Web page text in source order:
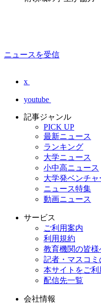
ニュースを受信
x
youtube
記事ジャンル
PICK UP
最新ニュース
ランキング
大学ニュース
小中高ニュース
大学発ベンチャ
ニュース特集
動画ニュース
サービス
ご利用案内
利用規約
教育機関の皆様
記者・マスコミ
本サイトをご
配信先一覧
会社情報